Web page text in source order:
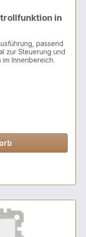
in
passend
zur Steuerung und
Innenbereich.